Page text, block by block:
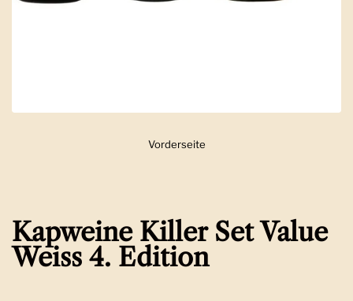
Zeige Folie 1
Vorderseite
Kapweine Killer Set Value
Weiss 4. Edition